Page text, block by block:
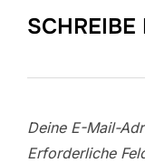
SCHREIBE
Deine E-Mail-
Erforderliche